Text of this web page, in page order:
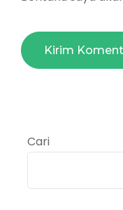
Cari